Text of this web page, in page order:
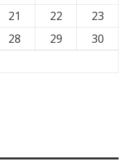
21 22
23
28 29
30